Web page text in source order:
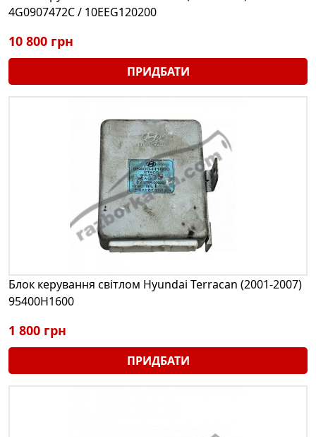
4G0907472C / 10EEG120200
10 800 грн
ПРИДБАТИ
Блок керування світлом Hyundai Terracan (2001-2007)
95400H1600
1 800 грн
ПРИДБАТИ